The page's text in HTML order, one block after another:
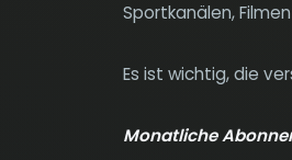
Sportkanälen,
Es ist wichtig, die
Monatliche